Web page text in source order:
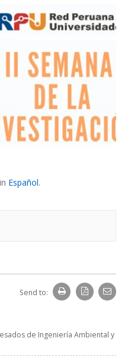
Español.
Send to:
de Ingeniería Ambiental y